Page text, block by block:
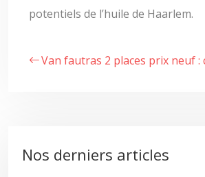
potentiels de l’huile de Haarlem.
Van fautras 2 places prix neuf :
Nos derniers articles